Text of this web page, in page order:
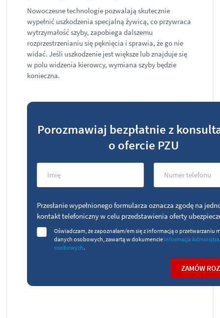
Nowoczesne technologie pozwalają skutecznie
wypełnić uszkodzenia specjalną żywicą, co przywraca
wytrzymałość szyby, zapobiega dalszemu
rozprzestrzenianiu się pęknięcia i sprawia, że go nie
widać. Jeśli uszkodzenie jest większe lub znajduje się
w polu widzenia kierowcy, wymiana szyby będzie
konieczna.